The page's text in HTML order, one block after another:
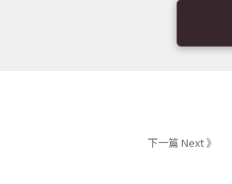
下一篇 Next 》